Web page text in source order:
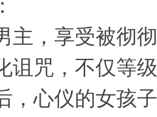
主，享受被彻
诅咒，不仅等
，心仪的女孩